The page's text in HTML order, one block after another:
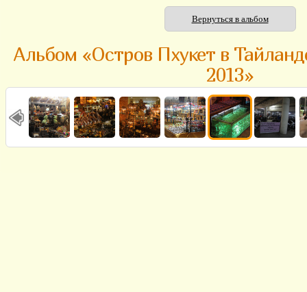
Вернуться в альбом
Альбом «Остров Пхукет в
2013»